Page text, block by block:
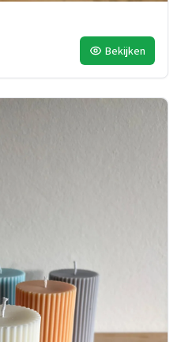
Bekijken